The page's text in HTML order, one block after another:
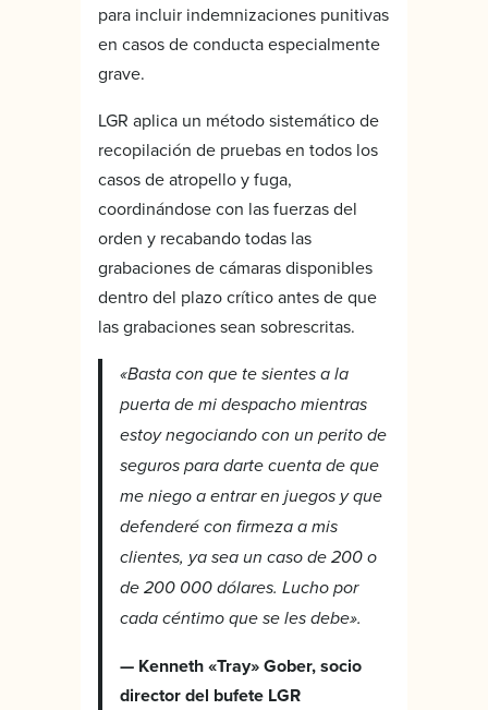
para incluir indemnizaciones punitivas
en casos de conducta especialmente
grave.
LGR aplica un método sistemático de
recopilación de pruebas en todos los
casos de atropello y fuga,
coordinándose con las fuerzas del
orden y recabando todas las
grabaciones de cámaras disponibles
dentro del plazo crítico antes de que
las grabaciones sean sobrescritas.
«Basta con que te sientes a la
puerta de mi despacho mientras
estoy negociando con un perito de
seguros para darte cuenta de que
me niego a entrar en juegos y que
defenderé con firmeza a mis
clientes, ya sea un caso de 200 o
de 200 000 dólares. Lucho por
cada céntimo que se les debe».
— Kenneth «Tray» Gober, socio
director del bufete LGR